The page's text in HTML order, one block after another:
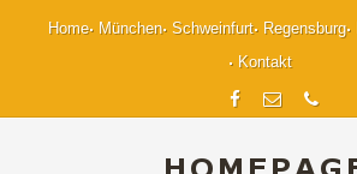
Home München Schweinfurt Regensburg
Kontakt